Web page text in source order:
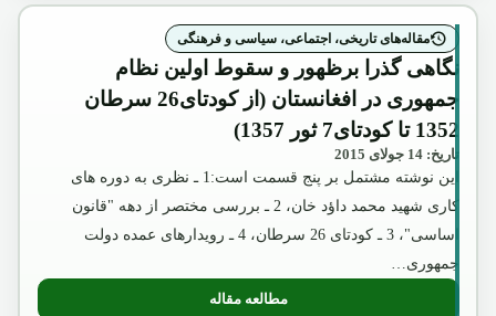
مقاله‌های تاریخی، اجتماعی، سیاسی و فرهنگی
نگاهی گذرا برظهور و سقوط اولین نظام
جمهوری در افغانستان (از کودتای26 سرطان
1352 تا کودتای7 ثور 1357)
تاریخ: 14 جولای 2015
این نوشته مشتمل بر پنج قسمت است:1 ـ نظری به دوره های
کاری شهید محمد داؤد خان، 2 ـ بررسی مختصر از دهه "قانون
اساسی"، 3 ـ کودتای 26 سرطان، 4 ـ رویدارهای عمده دولت
جمهوری…
مطالعه مقاله: نگاهی گذرا برظهور و سقوط اولین نظام جمهوری در